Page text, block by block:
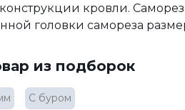
кровли.
головки самореза
из подборок
С буром